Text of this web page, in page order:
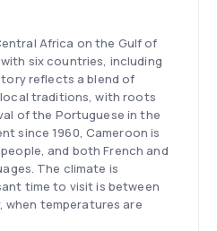
Africa on the Gulf of
six countries, including
reflects a blend of
traditions, with roots
of the Portuguese in the
since 1960, Cameroon is
and both French and
The climate is
time to visit is between
when temperatures are